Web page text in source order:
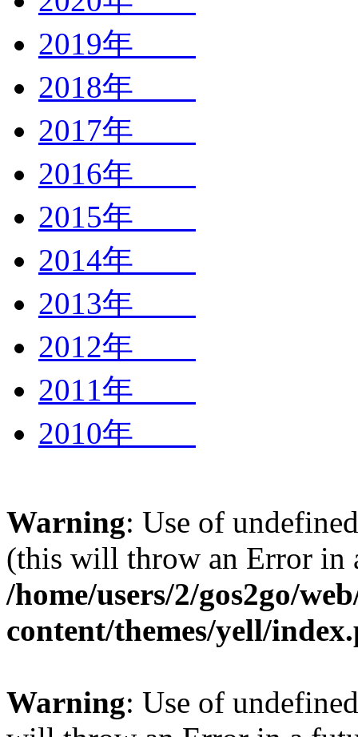
2019年
2018年
2017年
2016年
2015年
2014年
2013年
2012年
2011年
2010年
Warning: Use of
(this will throw an Error in
/home/users/2/gos2go/
content/themes/yell/
Warning: Use of